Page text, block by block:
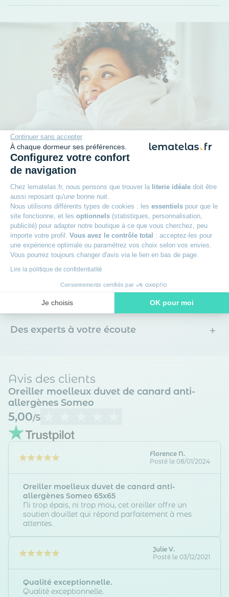
Continuer sans accepter
À chaque dormeur ses préférences.
Configurez votre confort
de navigation
Chez lematelas.fr, nous pensons que trouver la literie idéale doit être
aussi reposant qu'une bonne nuit.
Nous utilisons différents types de cookies : les essentiels pour que le
site fonctionne, et les optionnels (statistiques, personnalisation,
publicité) pour adapter notre boutique à ce que vous cherchez, peu
importe votre profil. Vous avez le contrôle total : acceptez-les pour
une expérience optimale ou paramétrez vos choix selon vos envies.
Vous pourrez toujours changer d'avis via le lien en bas de page.
Lire la politique de confidentialité
Consentements certifiés par
Je choisis OK pour moi
Notre plateforme vous permet d'adapter et de gérer vos
Plus qu'une promesse
Garantie 2 ans
30 jours pour changer d'avis +
Livraison offerte dès 49€
Livraison à domicile ou en point relais
Des experts à votre écoute +
Avis des clients
Oreiller moelleux duvet de canard anti-
allergènes Someo
5,00/5
Florence N.
Posté le 08/01/2024
Oreiller moelleux duvet de canard anti-
allergènes Someo 65x65
Ni trop épais, ni trop mou, cet oreiller offre un
soutien douillet qui répond parfaitement à mes
attentes.
Julie V.
Posté le 03/12/2021
Qualité exceptionnelle.
Qualité exceptionnelle.